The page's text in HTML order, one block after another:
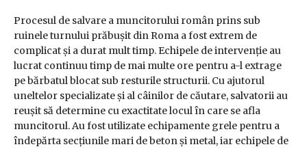
Procesul de salvare a muncitorului român prins sub
ruinele turnului prăbușit din Roma a fost extrem de
complicat și a durat mult timp. Echipele de intervenție au
lucrat continuu timp de mai multe ore pentru a-l extrage
pe bărbatul blocat sub resturile structurii. Cu ajutorul
uneltelor specializate și al câinilor de căutare, salvatorii au
reușit să determine cu exactitate locul în care se afla
muncitorul. Au fost utilizate echipamente grele pentru a
îndepărta secțiunile mari de beton și metal, iar echipele de